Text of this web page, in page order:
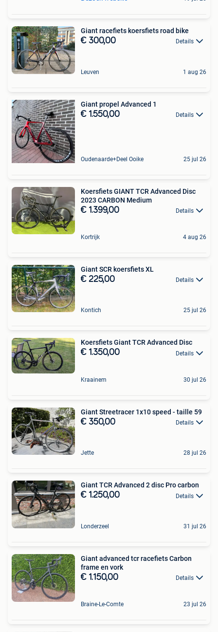
Giant racefiets koersfiets road bike
€ 300,00 Details
Leuven 1 aug 26
Giant propel Advanced 1
€ 1.550,00 Details
Oudenaarde+Deel Ooike 25 jul 26
Koersfiets GIANT TCR Advanced Disc
2023 CARBON Medium
€ 1.399,00 Details
Kortrijk 4 aug 26
Giant SCR koersfiets XL
€ 225,00 Details
Kontich 25 jul 26
Koersfiets Giant TCR Advanced Disc
€ 1.350,00 Details
Kraainem 30 jul 26
Giant Streetracer 1x10 speed - taille 59
€ 350,00 Details
Jette 28 jul 26
Giant TCR Advanced 2 disc Pro carbon
€ 1.250,00 Details
Londerzeel 31 jul 26
Giant advanced tcr racefiets Carbon
frame en vork
€ 1.150,00 Details
Braine-Le-Comte 23 jul 26